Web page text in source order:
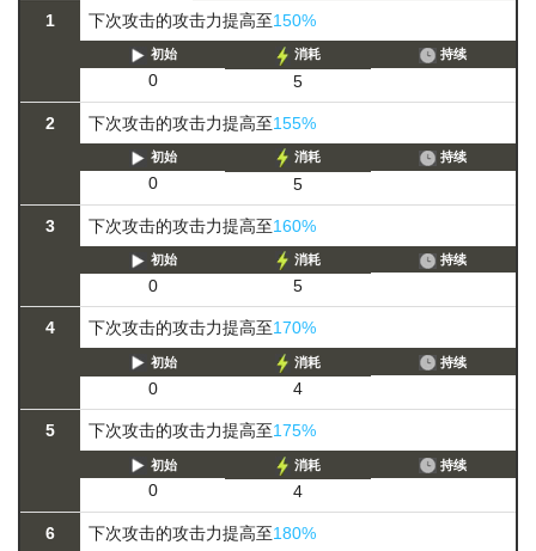
1 下次攻击的攻击力提高至150%
初始
0
消耗
5
持续
2 下次攻击的攻击力提高至155%
初始
0
消耗
5
持续
3 下次攻击的攻击力提高至160%
初始
0
消耗
5
持续
4 下次攻击的攻击力提高至170%
初始
0
消耗
4
持续
5 下次攻击的攻击力提高至175%
初始
0
消耗
4
持续
6 下次攻击的攻击力提高至180%